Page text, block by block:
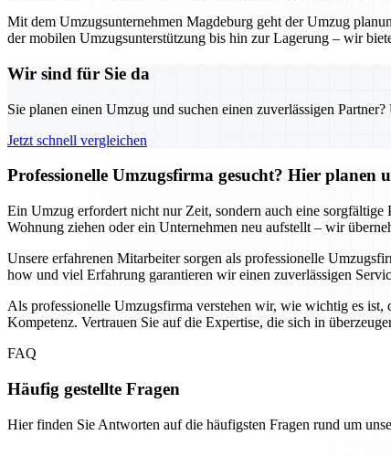
Mit dem Umzugsunternehmen Magdeburg geht der Umzug
der mobilen Umzugsunterstützung bis hin zur Lagerung – wir
Wir sind für Sie da
Sie planen einen Umzug und suchen einen zuverlässigen
Jetzt schnell vergleichen
Professionelle Umzugsfirma gesucht? Hier
Ein Umzug erfordert nicht nur Zeit, sondern auch eine
Wohnung ziehen oder ein Unternehmen neu aufstellt – wir
Unsere erfahrenen Mitarbeiter sorgen als professionelle
how und viel Erfahrung garantieren wir einen zuverlässigen
Als professionelle Umzugsfirma verstehen wir, wie wichtig es ist,
Kompetenz. Vertrauen Sie auf die Expertise, die sich in
FAQ
Häufig gestellte Fragen
Hier finden Sie Antworten auf die häufigsten Fragen rund um